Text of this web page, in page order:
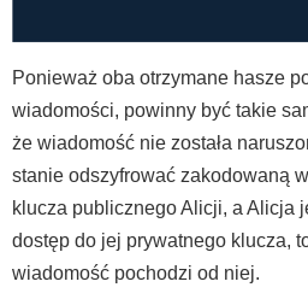
Ponieważ oba otrzymane hasze
wiadomości, powinny być takie
że wiadomość nie została
stanie odszyfrować zakodowaną
klucza publicznego Alicji, a Alicja
dostęp do jej prywatnego klucza,
wiadomość pochodzi od niej.